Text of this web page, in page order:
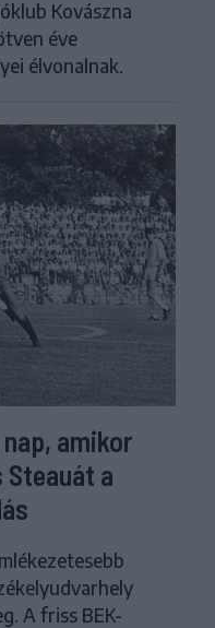
Kovászna
éve
élvonalnak.
amikor
a
A friss BEK-